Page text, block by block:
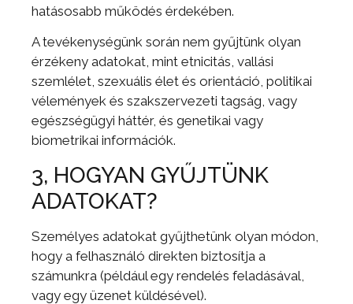
hatásosabb működés érdekében.
A tevékenységünk során nem gyűjtünk olyan
érzékeny adatokat, mint etnicitás, vallási
szemlélet, szexuális élet és orientáció, politikai
vélemények és szakszervezeti tagság, vagy
egészségügyi háttér, és genetikai vagy
biometrikai információk.
3, HOGYAN GYŰJTÜNK
ADATOKAT?
Személyes adatokat gyűjthetünk olyan módon,
hogy a felhasználó direkten biztosítja a
számunkra (például egy rendelés feladásával,
vagy egy üzenet küldésével).